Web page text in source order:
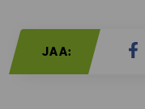
JAA: